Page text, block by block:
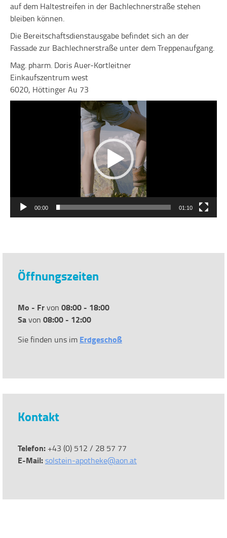
auf dem Haltestreifen in der Bachlechnerstraße stehen
bleiben können.
Die Bereitschaftsdienstausgabe befindet sich an der
Fassade zur Bachlechnerstraße unter dem Treppenaufgang.
Mag. pharm. Doris Auer-Kortleitner
Einkaufszentrum west
6020, Höttinger Au 73
00:00 01:10
Öffnungszeiten
Mo - Frvon 08:00 - 18:00
Savon 08:00 - 12:00
Sie finden uns im Erdgeschoß
Kontakt
Telefon: +43 (0) 512 / 28 57 77
E-Mail:solstein-apotheke@aon.at